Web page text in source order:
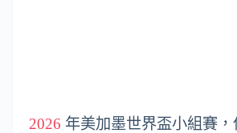
2026 年美加墨世界盃小組賽